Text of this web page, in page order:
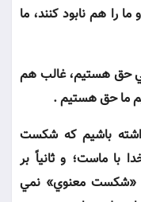
را هم نابود كنند، ما
حق هستيم، غالب هم
ما حق هستيم .
باشيم كه شكست
با ماست؛ و ثانياً بر
«شكست معنوي» نمي